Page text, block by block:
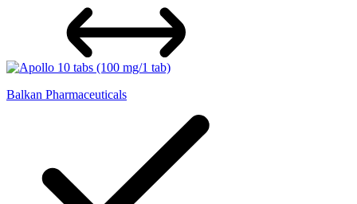
Balkan Pharmaceuticals